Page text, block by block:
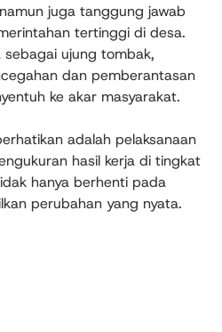
juga tanggung jawab
tertinggi di desa.
ujung tombak,
dan pemberantasan
ke akar masyarakat.
adalah pelaksanaan
hasil kerja di tingkat
hanya berhenti pada
perubahan yang nyata.